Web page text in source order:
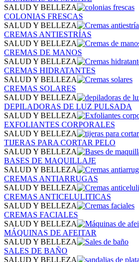
SALUD Y BELLEZA
COLONIAS FRESCAS
SALUD Y BELLEZA
CREMAS ANTIESTRÍAS
SALUD Y BELLEZA
CREMAS DE MANOS
SALUD Y BELLEZA
CREMAS HIDRATANTES
SALUD Y BELLEZA
CREMAS SOLARES
SALUD Y BELLEZA
DEPILADORAS DE LUZ PULSADA
SALUD Y BELLEZA
EXFOLIANTES CORPORALES
SALUD Y BELLEZA
TIJERAS PARA CORTAR PELO
SALUD Y BELLEZA
BASES DE MAQUILLAJE
SALUD Y BELLEZA
CREMAS ANTIARRUGAS
SALUD Y BELLEZA
CREMAS ANTICELULITICAS
SALUD Y BELLEZA
CREMAS FACIALES
SALUD Y BELLEZA
MÁQUINAS DE AFEITAR
SALUD Y BELLEZA
SALES DE BAÑO
SALUD Y BELLEZA